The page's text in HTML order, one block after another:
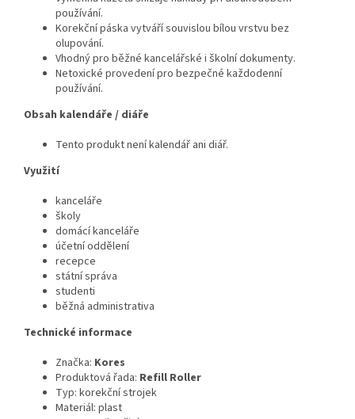
používání.
Korekční páska vytváří souvislou bílou vrstvu bez
olupování.
Vhodný pro běžné kancelářské i školní dokumenty.
Netoxické provedení pro bezpečné každodenní
používání.
Obsah kalendáře / diáře
Tento produkt není kalendář ani diář.
Využití
kanceláře
školy
domácí kanceláře
účetní oddělení
recepce
státní správa
studenti
běžná administrativa
Technické informace
Značka: Kores
Produktová řada: Refill Roller
Typ: korekční strojek
Materiál: plast